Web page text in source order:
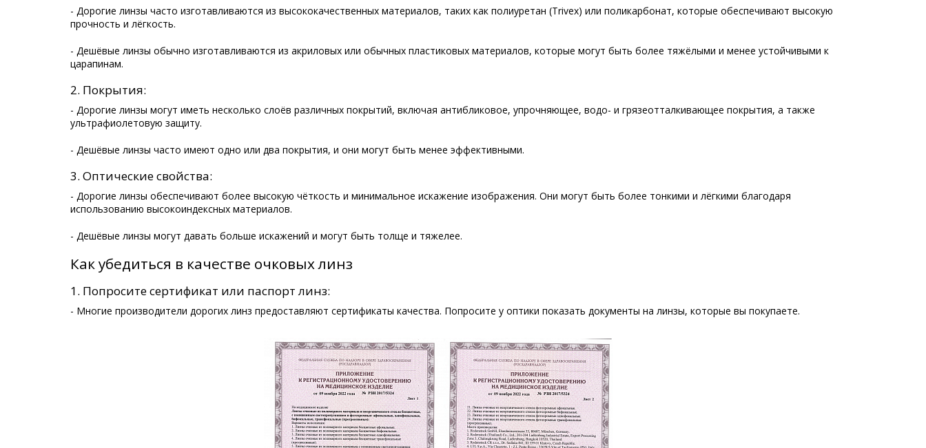
- Дорогие линзы часто изготавливаются из высококачественных материалов, таких как полиуретан (Trivex) или поликарбонат, которые обеспечивают высокую
прочность и лёгкость.
- Дешёвые линзы обычно изготавливаются из акриловых или обычных пластиковых материалов, которые могут быть более тяжёлыми и менее устойчивыми к
царапинам.
2. Покрытия:
- Дорогие линзы могут иметь несколько слоёв различных покрытий, включая антибликовое, упрочняющее, водо- и грязеотталкивающее покрытия, а также
ультрафиолетовую защиту.
- Дешёвые линзы часто имеют одно или два покрытия, и они могут быть менее эффективными.
3. Оптические свойства:
- Дорогие линзы обеспечивают более высокую чёткость и минимальное искажение изображения. Они могут быть более тонкими и лёгкими благодаря
использованию высокоиндексных материалов.
- Дешёвые линзы могут давать больше искажений и могут быть толще и тяжелее.
Как убедиться в качестве очковых линз
1. Попросите сертификат или паспорт линз:
- Многие производители дорогих линз предоставляют сертификаты качества. Попросите у оптики показать документы на линзы, которые вы покупаете.